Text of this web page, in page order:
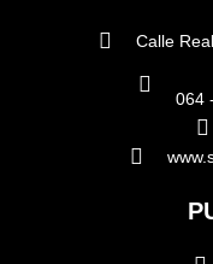
Calle
064